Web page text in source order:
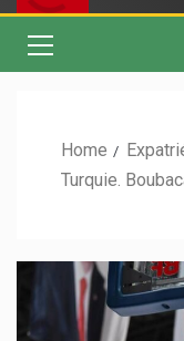
Home
Turquie.